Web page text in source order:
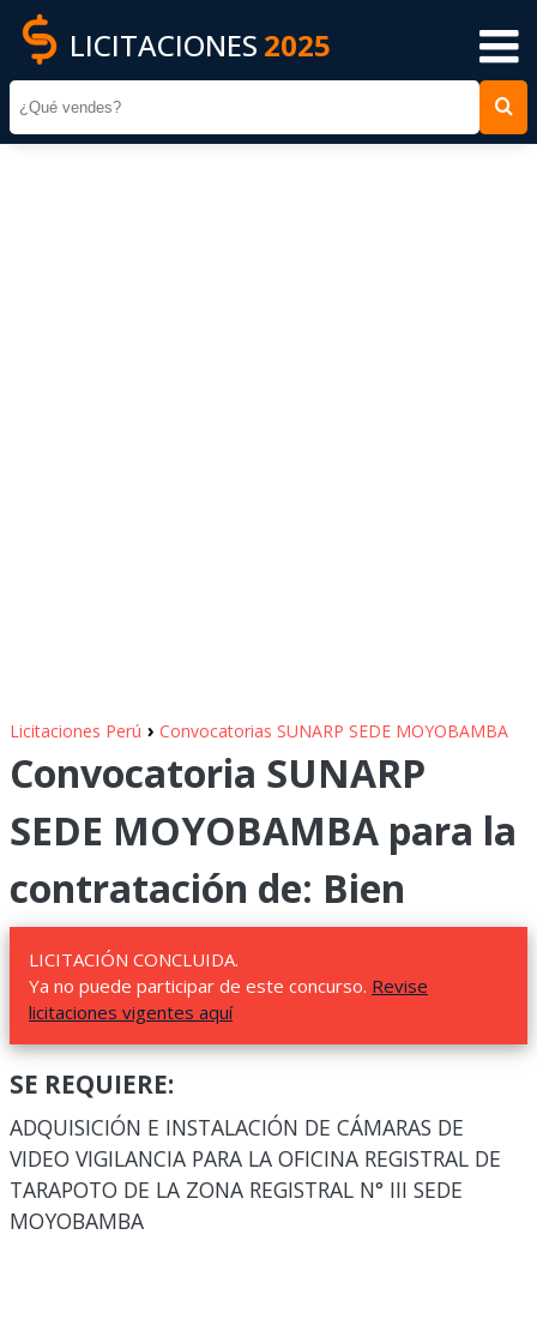
LICITACIONES 2025
Licitaciones Perú › Convocatorias SUNARP SEDE MOYOBAMBA
Convocatoria SUNARP
SEDE MOYOBAMBA para la
contratación de: Bien
LICITACIÓN CONCLUIDA.
Ya no puede participar de este concurso. Revise
licitaciones vigentes aquí
SE REQUIERE:
ADQUISICIÓN E INSTALACIÓN DE CÁMARAS DE
VIDEO VIGILANCIA PARA LA OFICINA REGISTRAL DE
TARAPOTO DE LA ZONA REGISTRAL N° III SEDE
MOYOBAMBA